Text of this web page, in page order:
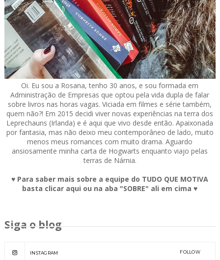
Oi. Eu sou a Rosana, tenho 30 anos, e sou formada em
Administração de Empresas que optou pela vida dupla de falar
sobre livros nas horas vagas. Viciada em filmes e série também,
quem não?! Em 2015 decidi viver novas experiências na terra dos
Leprechauns (Irlanda) e é aqui que vivo desde então. Apaixonada
por fantasia, mas não deixo meu contemporâneo de lado, muito
menos meus romances com muito drama. Aguardo
ansiosamente minha carta de Hogwarts enquanto viajo pelas
terras de Nárnia.
♥ Para saber mais sobre a equipe do TUDO QUE MOTIVA
basta clicar aqui ou na aba "SOBRE" ali em cima ♥
Siga o blog
INSTAGRAM FOLLOW